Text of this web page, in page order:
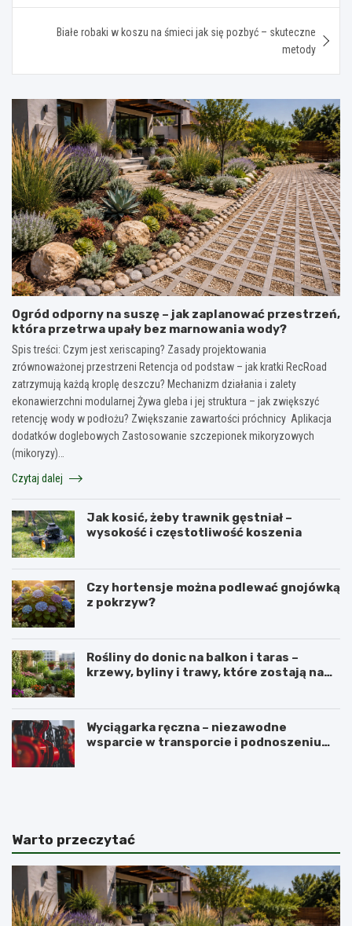
Białe robaki w koszu na śmieci jak się pozbyć – skuteczne
metody
Ogród odporny na suszę – jak zaplanować przestrzeń,
która przetrwa upały bez marnowania wody?
Spis treści: Czym jest xeriscaping? Zasady projektowania
zrównoważonej przestrzeni Retencja od podstaw – jak kratki RecRoad
zatrzymują każdą kroplę deszczu? Mechanizm działania i zalety
ekonawierzchni modularnej Żywa gleba i jej struktura – jak zwiększyć
retencję wody w podłożu? Zwiększanie zawartości próchnicy Aplikacja
dodatków doglebowych Zastosowanie szczepionek mikoryzowych
(mikoryzy)…
Czytaj dalej
Jak kosić, żeby trawnik gęstniał –
wysokość i częstotliwość koszenia
Czy hortensje można podlewać gnojówką
z pokrzyw?
Rośliny do donic na balkon i taras –
krzewy, byliny i trawy, które zostają na
Wyciągarka ręczna – niezawodne
wsparcie w transporcie i podnoszeniu
N
p
s
z
p
a
P
i
a
ń
k
i
Warto przeczytać